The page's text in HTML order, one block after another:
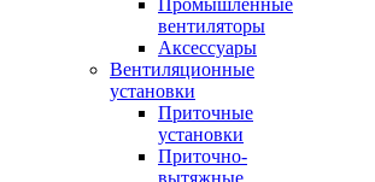
Промышленные
вентиляторы
Аксессуары
Вентиляционные
установки
Приточные
установки
Приточно-
вытяжные